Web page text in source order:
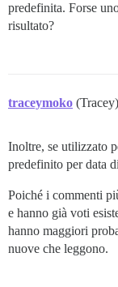
predefinita. Forse
risultato?
traceymoko (Tracey)
Inoltre, se utilizzato
predefinito per data
Poiché i commenti
e hanno già voti
hanno maggiori
nuove che leggono.